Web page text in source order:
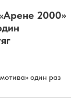
2000»
один раз